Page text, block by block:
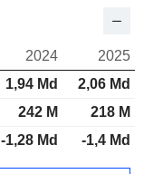
2024
2025
1,94 Md
2,06 Md
242 M
218 M
-1,28 Md -1,4 Md